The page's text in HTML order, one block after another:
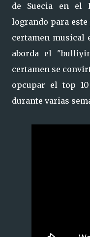
de Suecia en el
logrando para
certamen musical
aborda el
certamen se
opcupar el top
durante varias